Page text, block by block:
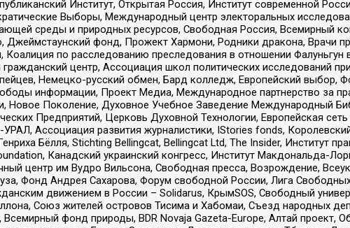
Институт, Открытая Россия, Институт современной
Выборы, Международный центр электоральных
среды и природных ресурсов, Свободная Россия, Всемирный
фонд, Прожект Хармони, Родники дракона, Врачи
Коалиция по расследованию преследования в отношении
центр, Ассоциация школ политических исследований
Немецко-русский обмен, Бард колледж, Европейский
информации, Проект Медиа, Международное партнерство за
Новое Поколение, Духовное Учебное Заведение Международный
Предприятий, Церковь Духовной Технологии, Европейская
Ассоциация развития журналистики, IStories fonds,
Бёлля, Stichting Bellingcat, Bellingcat Ltd, The Insider, Институт
Канадский украинский конгресс, Институт Макдональда-
центр им Вудро Вильсона, Свободная пресса, Возрождение,
Фонд Андрея Сахарова, Форум свободной России, Лига
движением в России – Solidarus, КрымSOS, Свободный
Союз жителей островов Тисима и Хабомаи, Съезд народных
Всемирный фонд природы, BDR Novaja Gazeta-Europe, Алтай